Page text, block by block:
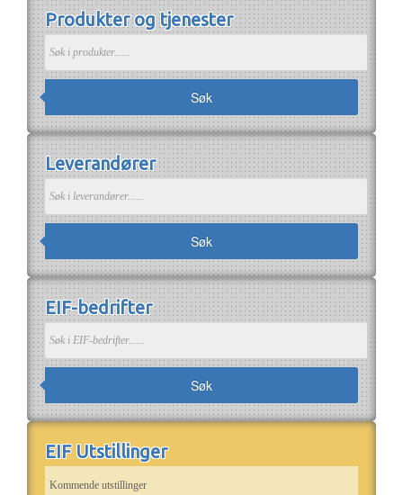
Om EIF
Om EIF
Søk medlemskap
Jobb i bransjen
Produkter og tjenester
Søk
Leverandører
Søk
EIF-bedrifter
Søk
EIF Utstillinger
Kommende utstillinger